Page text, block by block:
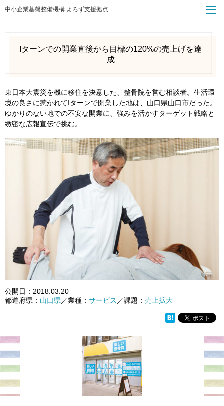
中小企業基盤整備機構 よろず支援拠点
Iターンでの開業直後から目標の120%の売上げを達
成
東日本大震災を機に移住を決意した、整骨院を営む相談者。生活環
境の良さに惹かれてIターンで開業した地は、山口県山口市だった。
ゆかりのない地での不安な開業に、強みを活かすターゲット戦略と
緻密な広報宣伝で挑む。
公開日： 2018.03.20
都道府県： 山口県／業種： サービス ／課題： 売上拡大